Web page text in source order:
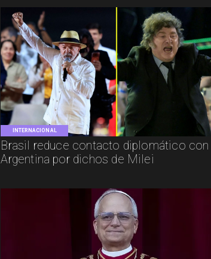
INTERNACIONAL
Brasil reduce contacto diplomático con
Argentina por dichos de Milei